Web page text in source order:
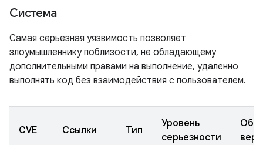
Система
Самая серьезная уязвимость позволяет
злоумышленнику поблизости, не обладающему
дополнительными правами на выполнение, удаленно
выполнять код без взаимодействия с пользователем.
CVE Ссылки Тип
Уровень
серьезности